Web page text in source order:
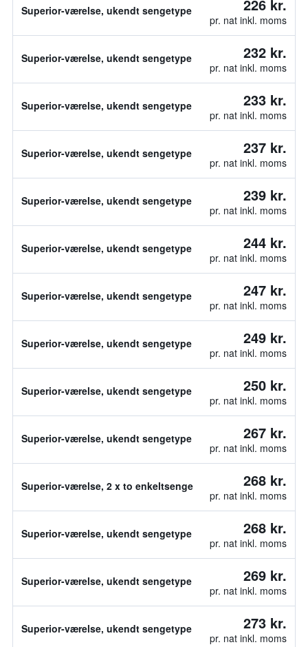
Superior-værelse, ukendt sengetype 226 kr.
pr. nat inkl. moms
Superior-værelse, ukendt sengetype 232 kr.
pr. nat inkl. moms
Superior-værelse, ukendt sengetype 233 kr.
pr. nat inkl. moms
Superior-værelse, ukendt sengetype 237 kr.
pr. nat inkl. moms
Superior-værelse, ukendt sengetype 239 kr.
pr. nat inkl. moms
Superior-værelse, ukendt sengetype 244 kr.
pr. nat inkl. moms
Superior-værelse, ukendt sengetype 247 kr.
pr. nat inkl. moms
Superior-værelse, ukendt sengetype 249 kr.
pr. nat inkl. moms
Superior-værelse, ukendt sengetype 250 kr.
pr. nat inkl. moms
Superior-værelse, ukendt sengetype 267 kr.
pr. nat inkl. moms
Superior-værelse, 2 x to enkeltsenge 268 kr.
pr. nat inkl. moms
Superior-værelse, ukendt sengetype 268 kr.
pr. nat inkl. moms
Superior-værelse, ukendt sengetype 269 kr.
pr. nat inkl. moms
Superior-værelse, ukendt sengetype 273 kr.
pr. nat inkl. moms